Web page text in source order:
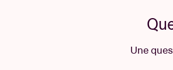
Une